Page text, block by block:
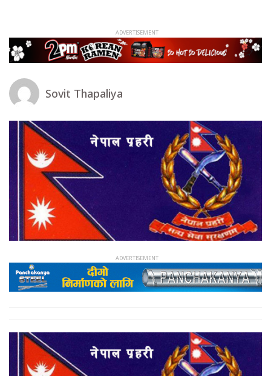
Sovit Thapaliya